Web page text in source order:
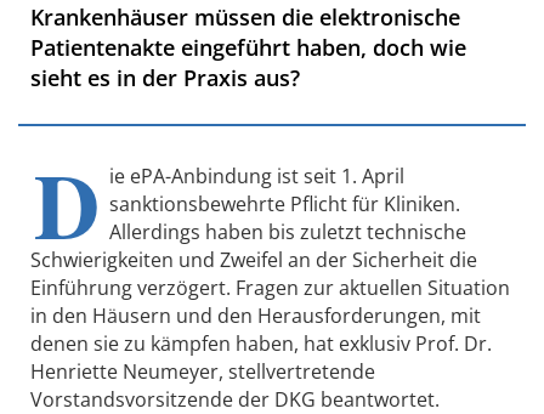
Krankenhäuser müssen die elektronische
Patientenakte eingeführt haben, doch wie
sieht es in der Praxis aus?
D ie ePA-Anbindung ist seit 1. April
sanktionsbewehrte Pflicht für Kliniken.
Allerdings haben bis zuletzt technische
Schwierigkeiten und Zweifel an der Sicherheit die
Einführung verzögert. Fragen zur aktuellen Situation
in den Häusern und den Herausforderungen, mit
denen sie zu kämpfen haben, hat exklusiv Prof. Dr.
Henriette Neumeyer, stellvertretende
Vorstandsvorsitzende der DKG beantwortet.